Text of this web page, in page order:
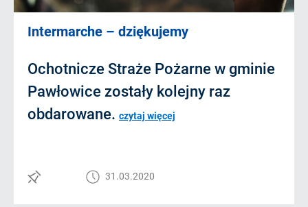
Intermarche – dziękujemy
Ochotnicze Straże Pożarne w gminie
Pawłowice zostały kolejny raz
obdarowane. czytaj więcej
31.03.2020